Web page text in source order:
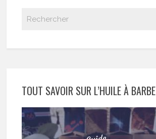
TOUT SAVOIR SUR L’HUILE À BARBE